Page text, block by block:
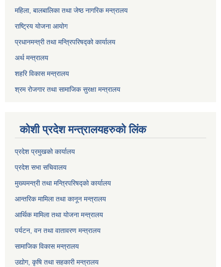
महिला, बालबालिका तथा जेष्ठ नागरिक मन्त्रालय
राष्ट्रिय योजना आयोग
प्रधानमन्त्री तथा मन्त्रिपरिषद्को कार्यालय
अर्थ मन्त्रालय
शहरि विकास मन्त्रालय
श्रम रोजगार तथा सामाजिक सुरक्षा मन्त्रालय
कोशी प्रदेश मन्त्रालयहरुको लिंक
प्रदेश प्रमुखको कार्यालय
प्रदेश सभा सचिवालय
मुख्यमन्त्री तथा मन्त्रिपरिषद्को कार्यालय
आन्तरिक मामिला तथा कानून मन्त्रालय
आर्थिक मामिला तथा योजना मन्त्रालय
पर्यटन, वन तथा वातावरण मन्त्रालय
सामाजिक विकास मन्त्रालय
उद्योग, कृषि तथा सहकारी मन्त्रालय